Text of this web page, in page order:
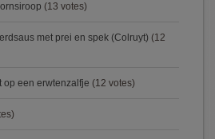
(13 votes)
met prei en spek (Colruyt) (12
een erwtenzalfje (12 votes)